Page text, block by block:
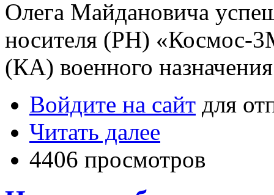
Олега Майдановича
носителя (РН) «Космос-
(КА) военного
Войдите на сайт для
Читать далее
4406 просмотров